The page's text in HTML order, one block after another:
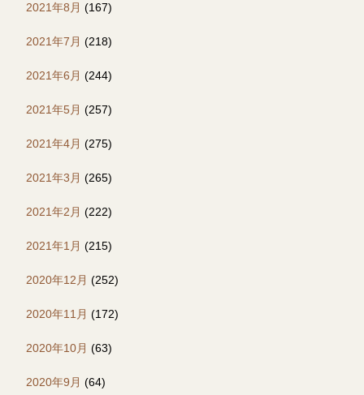
2021年8月 (167)
2021年7月 (218)
2021年6月 (244)
2021年5月 (257)
2021年4月 (275)
2021年3月 (265)
2021年2月 (222)
2021年1月 (215)
2020年12月 (252)
2020年11月 (172)
2020年10月 (63)
2020年9月 (64)